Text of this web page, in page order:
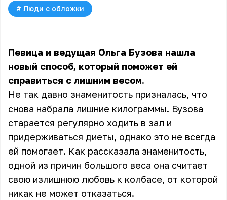
# Люди с обложки
Певица и ведущая Ольга Бузова нашла
новый способ, который поможет ей
справиться с лишним весом.
Не так давно знаменитость призналась, что
снова набрала лишние килограммы. Бузова
старается регулярно ходить в зал и
придерживаться диеты, однако это не всегда
ей помогает. Как рассказала знаменитость,
одной из причин большого веса она считает
свою излишнюю любовь к колбасе, от которой
никак не может отказаться.